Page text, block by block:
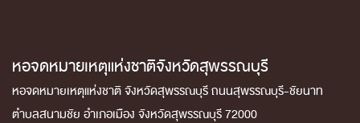
หอจดหมายเหตุแห่งชาติจังหวัดสุพรรณบุรี
หอจดหมายเหตุแห่งชาติ จังหวัดสุพรรณบุรี ถนนสุพรรณบุรี-ชัยนาท
ตำบลสนามชัย อำเภอเมือง จังหวัดสุพรรณบุรี 72000